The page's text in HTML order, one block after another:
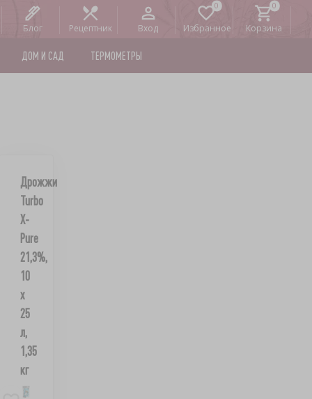
Блог Рецептник Вход Избранное Корзина
ДОМ И САД ТЕРМОМЕТРЫ
Дрожжи
Turbo
X-
Pure
21,3%,
10
x
25
л,
1,35
кг